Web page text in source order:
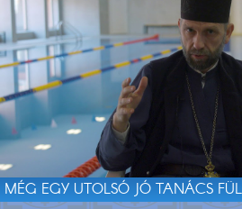
MÉG EGY UTOLSÓ JÓ TANÁCS